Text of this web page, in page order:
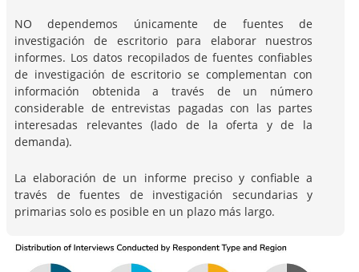
NO dependemos únicamente de fuentes de
investigación de escritorio para elaborar nuestros
informes. Los datos recopilados de fuentes confiables
de investigación de escritorio se complementan con
información obtenida a través de un número
considerable de entrevistas pagadas con las partes
interesadas relevantes (lado de la oferta y de la
demanda).
La elaboración de un informe preciso y confiable a
través de fuentes de investigación secundarias y
primarias solo es posible en un plazo más largo.